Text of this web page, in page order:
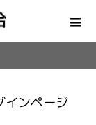
インページ